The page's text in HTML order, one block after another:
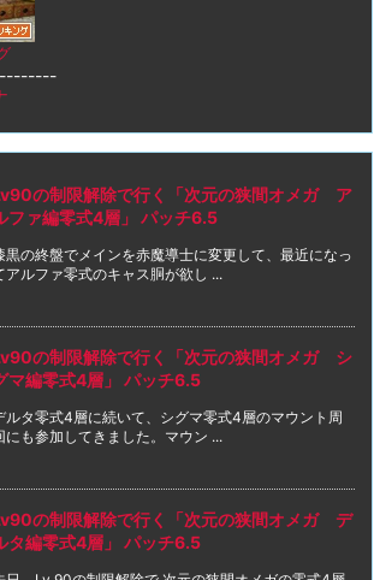
の制限解除で行く「次元の狭間オメガ ア
ファ編零式4層」 パッチ6.5
黒の終盤でメインを赤魔導士に変更して、最近になっ
アルファ零式のキャス胴が欲し ...
の制限解除で行く「次元の狭間オメガ シ
マ編零式4層」 パッチ6.5
ルタ零式4層に続いて、シグマ零式4層のマウント周
にも参加してきました。マウン ...
の制限解除で行く「次元の狭間オメガ デ
タ編零式4層」 パッチ6.5